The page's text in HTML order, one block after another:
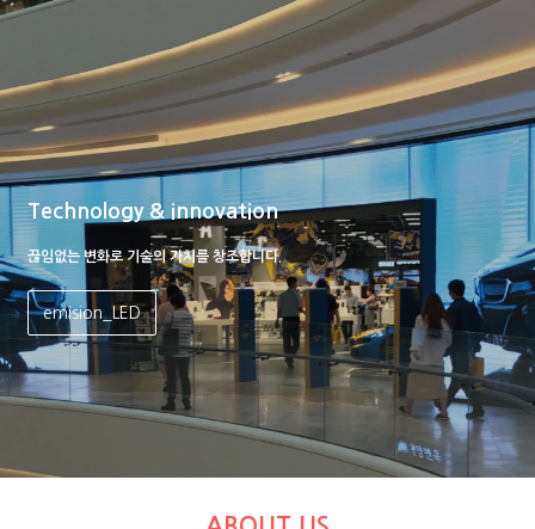
Technology & innovation
끊임없는 변화로 기술의 가치를 창조합니다.
emision_LED